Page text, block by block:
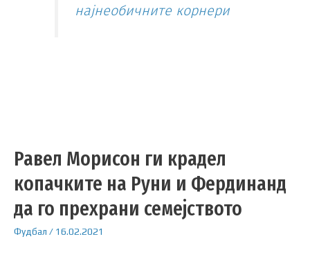
најнеобичните корнери
Равел Морисон ги крадел
копачките на Руни и Фердинанд
да го прехрани семејството
Фудбал / 16.02.2021